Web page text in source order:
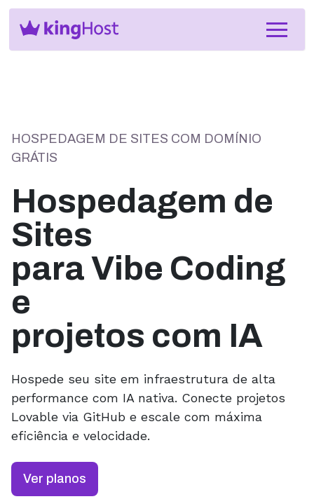
HOSPEDAGEM DE SITES COM DOMÍNIO
GRÁTIS
Hospedagem de
Sites
para Vibe Coding
e
projetos com IA
Hospede seu site em infraestrutura de alta
performance com IA nativa. Conecte projetos
Lovable via GitHub e escale com máxima
eficiência e velocidade.
Ver planos